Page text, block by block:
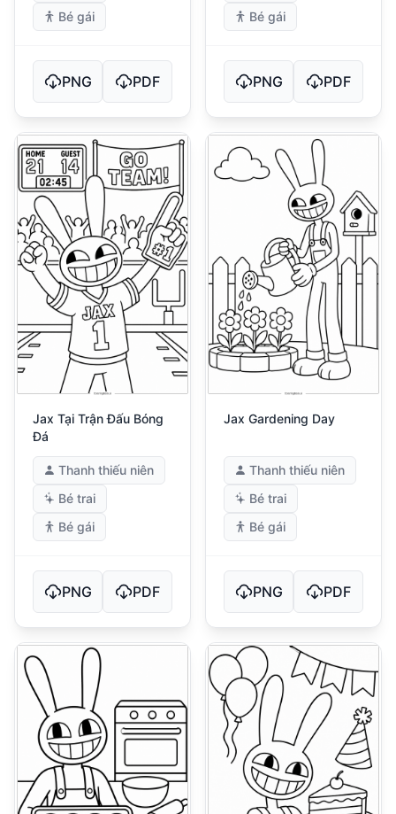
Bé gái
PNG PDF
Bé gái
PNG PDF
Jax Tại Trận Đấu Bóng
Đá
Thanh thiếu niên
Bé trai
Bé gái
PNG PDF
Jax Gardening Day
Thanh thiếu niên
Bé trai
Bé gái
PNG PDF